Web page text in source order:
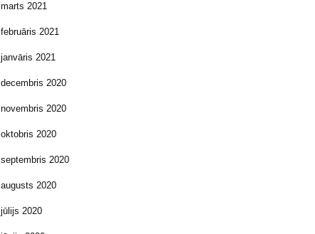
marts 2021
februāris 2021
janvāris 2021
decembris 2020
novembris 2020
oktobris 2020
septembris 2020
augusts 2020
jūlijs 2020